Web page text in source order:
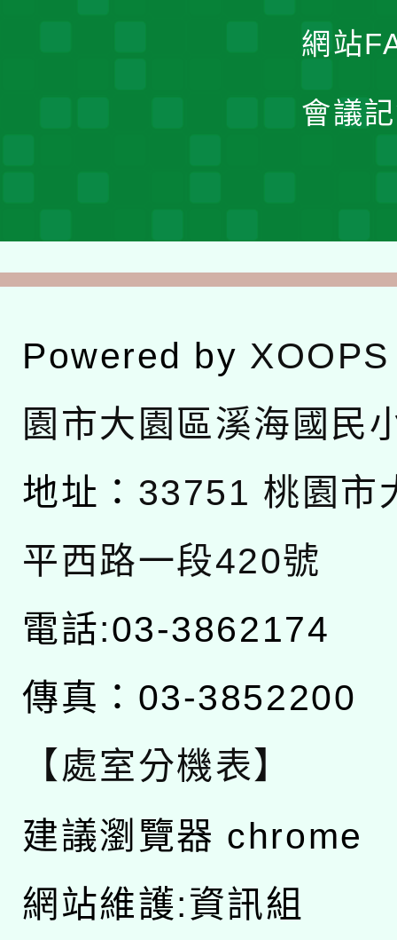
網站
會議
Powered by XOOPS
園市大園區溪海國民
地址： 33751 桃園市
平西路一段420號
電話:03-3862174
傳真：03-3852200
【處室分機表】
建議瀏覽器 chrome
網站維護:資訊組